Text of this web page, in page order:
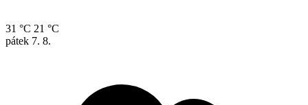
31 °C 21 °C
pátek 7. 8.